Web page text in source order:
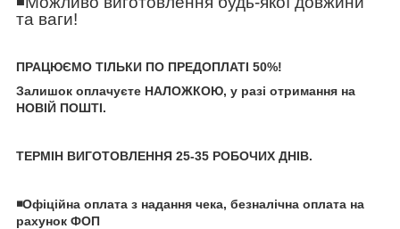
та ваги!
ПРАЦЮЄМО ТІЛЬКИ ПО ПРЕДОПЛАТІ 50%!
Залишок оплачуєте НАЛОЖКОЮ, у разі отримання на
НОВІЙ ПОШТІ.
ТЕРМІН ВИГОТОВЛЕННЯ 25-35 РОБОЧИХ ДНІВ.
◾️Офіційна оплата з надання чека, безналічна оплата на
рахунок ФОП